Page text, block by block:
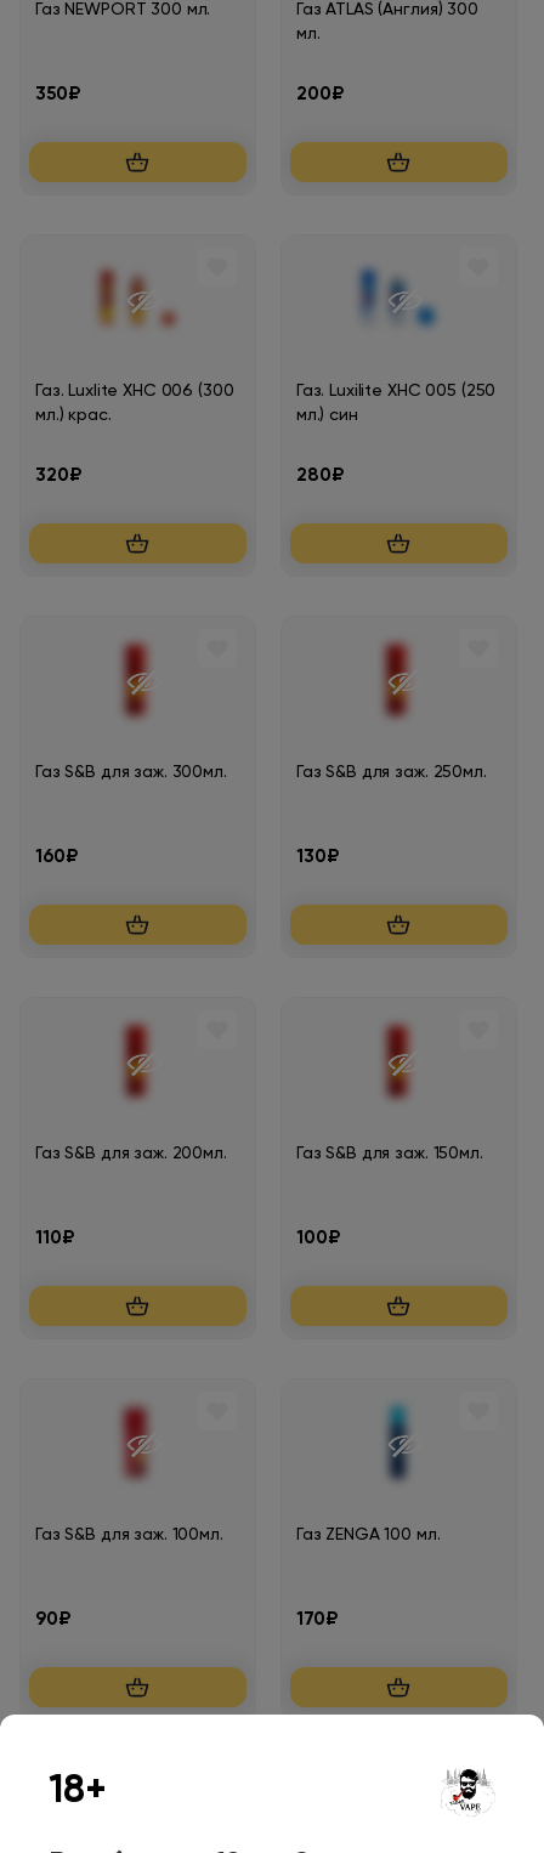
Газ NEWPORT 300 мл.
350₽
Газ ATLAS (Англия) 300
мл.
200₽
Газ. Luxlite XHC 006 (300
мл.) крас.
320₽
Газ. Luxilite XHC 005 (250
мл.) син
280₽
Газ S&B для заж. 300мл.
160₽
Газ S&B для заж. 250мл.
130₽
Газ S&B для заж. 200мл.
110₽
Газ S&B для заж. 150мл.
100₽
Газ S&B для заж. 100мл.
90₽
Газ ZENGA 100 мл.
170₽
18+